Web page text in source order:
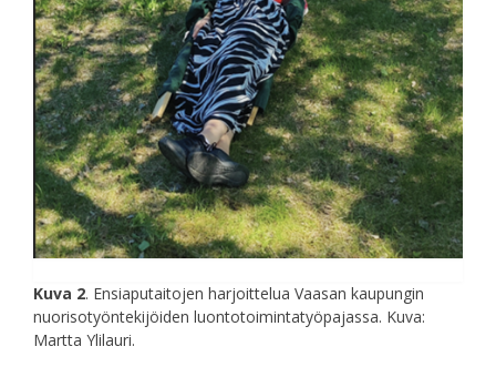
Kuva 2. Ensiaputaitojen harjoittelua Vaasan kaupungin
nuorisotyöntekijöiden luontotoimintatyöpajassa. Kuva:
Martta Ylilauri.